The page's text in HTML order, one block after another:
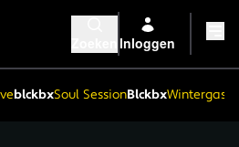
Inloggen
blckbxSoul SessionBlckbx